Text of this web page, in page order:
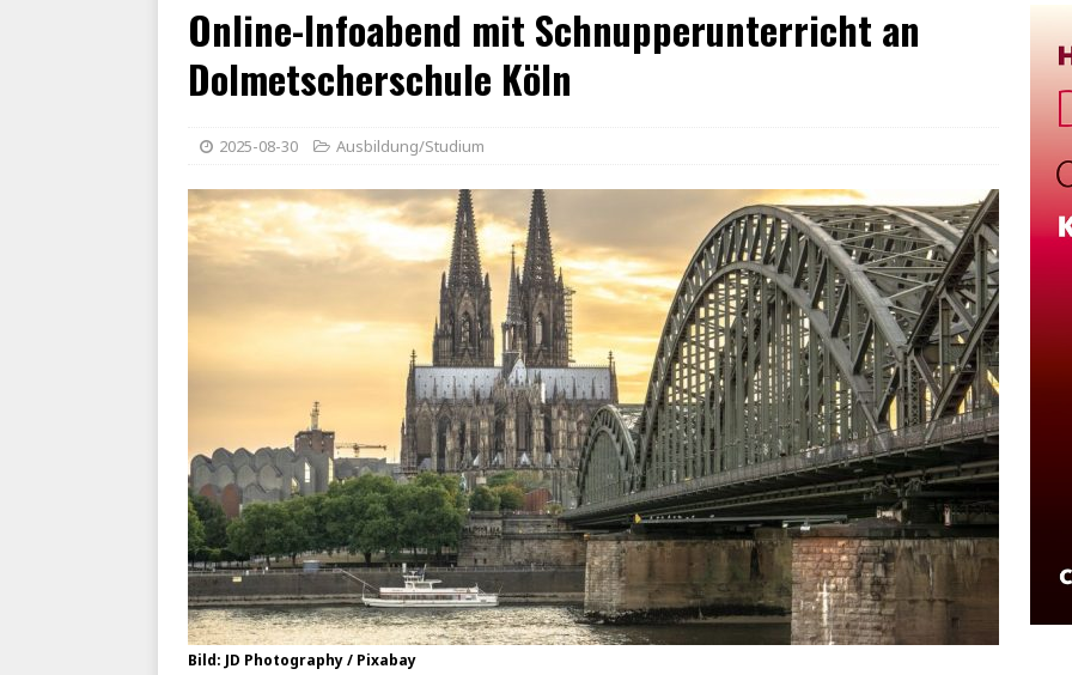
Online-Infoabend mit Schnupperunterricht an
Dolmetscherschule Köln
2025-08-30 Ausbildung/Studium
Bild: JD Photography / Pixabay